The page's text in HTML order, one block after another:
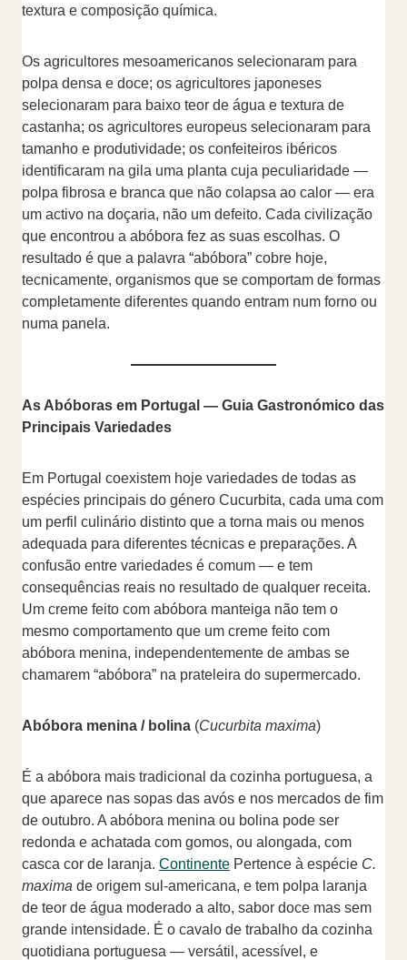
textura e composição química.
Os agricultores mesoamericanos selecionaram para
polpa densa e doce; os agricultores japoneses
selecionaram para baixo teor de água e textura de
castanha; os agricultores europeus selecionaram para
tamanho e produtividade; os confeiteiros ibéricos
identificaram na gila uma planta cuja peculiaridade —
polpa fibrosa e branca que não colapsa ao calor — era
um activo na doçaria, não um defeito. Cada civilização
que encontrou a abóbora fez as suas escolhas. O
resultado é que a palavra “abóbora” cobre hoje,
tecnicamente, organismos que se comportam de formas
completamente diferentes quando entram num forno ou
numa panela.
As Abóboras em Portugal — Guia Gastronómico das
Principais Variedades
Em Portugal coexistem hoje variedades de todas as
espécies principais do género Cucurbita, cada uma com
um perfil culinário distinto que a torna mais ou menos
adequada para diferentes técnicas e preparações. A
confusão entre variedades é comum — e tem
consequências reais no resultado de qualquer receita.
Um creme feito com abóbora manteiga não tem o
mesmo comportamento que um creme feito com
abóbora menina, independentemente de ambas se
chamarem “abóbora” na prateleira do supermercado.
Abóbora menina / bolina (Cucurbita maxima)
É a abóbora mais tradicional da cozinha portuguesa, a
que aparece nas sopas das avós e nos mercados de fim
de outubro. A abóbora menina ou bolina pode ser
redonda e achatada com gomos, ou alongada, com
casca cor de laranja. Continente Pertence à espécie C.
maxima de origem sul-americana, e tem polpa laranja
de teor de água moderado a alto, sabor doce mas sem
grande intensidade. É o cavalo de trabalho da cozinha
quotidiana portuguesa — versátil, acessível, e